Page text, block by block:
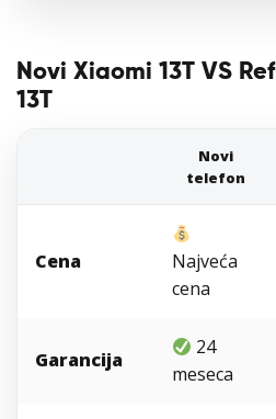
Novi Xiaomi 13T VS
13T
Novi
telefon
Cena
Najveća
cena
Garancija
24
meseca